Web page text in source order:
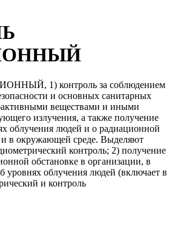
1) контроль за соблюдением
и основных санитарных
веществами и иными
излучения, а также получение
облучения людей и о радиационной
и в окружающей среде. Выделяют
контроль; 2) получение
обстановке в организации, в
уровнях облучения людей (включает в
и контроль